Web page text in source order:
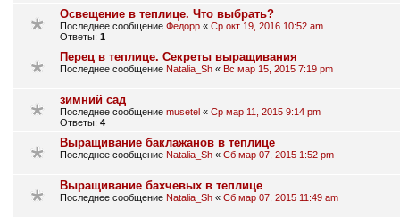
Освещение в теплице. Что выбрать?
Последнее сообщение Федорр « Ср окт 19, 2016 10:52 am
Ответы: 1
Перец в теплице. Секреты выращивания
Последнее сообщение Natalia_Sh « Вс мар 15, 2015 7:19 pm
зимний сад
Последнее сообщение musetel « Ср мар 11, 2015 9:14 pm
Ответы: 4
Выращивание баклажанов в теплице
Последнее сообщение Natalia_Sh « Сб мар 07, 2015 1:52 pm
Выращивание бахчевых в теплице
Последнее сообщение Natalia_Sh « Сб мар 07, 2015 11:49 am